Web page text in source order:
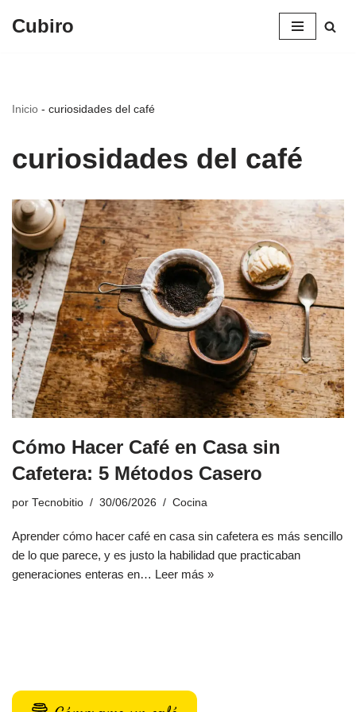
Cubiro
Inicio - curiosidades del café
curiosidades del café
Cómo Hacer Café en Casa sin
Cafetera: 5 Métodos Casero
por Tecnobitio 30/06/2026 Cocina
Aprender cómo hacer café en casa sin cafetera es más sencillo
de lo que parece, y es justo la habilidad que practicaban
generaciones enteras en… Leer más »